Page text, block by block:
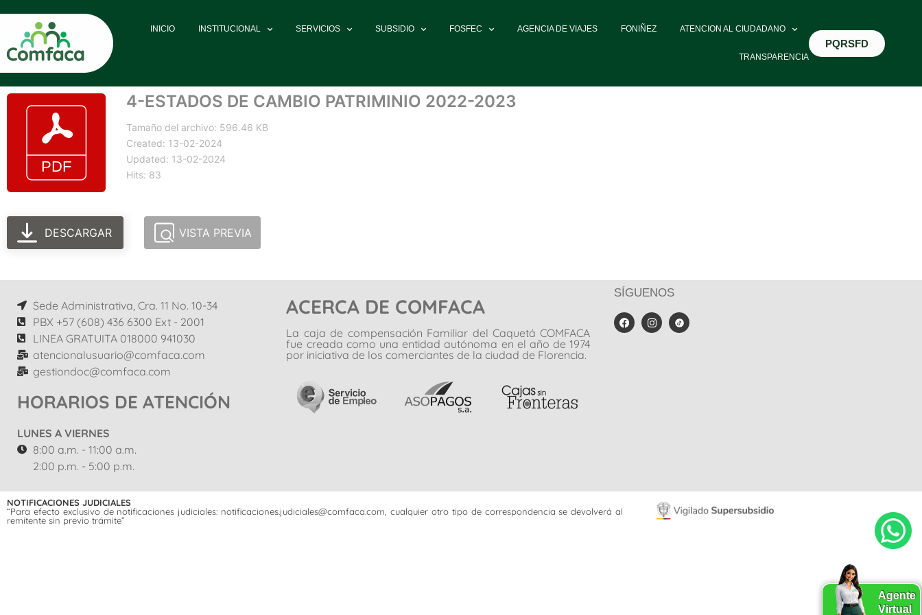
INICIO INSTITUCIONAL SERVICIOS SUBSIDIO FOSFEC AGENCIA DE VIAJES FONIÑEZ ATENCION AL CIUDADANO
TRANSPARENCIA
PQRSFD
4-ESTADOS DE CAMBIO PATRIMINIO 2022-2023
Tamaño del archivo: 596.46 KB
Created: 13-02-2024
Updated: 13-02-2024
Hits: 83
DESCARGAR VISTA PREVIA
Sede Administrativa, Cra. 11 No. 10-34
PBX +57 (608) 436 6300 Ext - 2001
LINEA GRATUITA 018000 941030
atencionalusuario@comfaca.com
gestiondoc@comfaca.com
HORARIOS DE ATENCIÓN
LUNES A VIERNES
8:00 a.m. - 11:00 a.m.
2:00 p.m. - 5:00 p.m.
ACERCA DE COMFACA
La caja de compensación Familiar del Caquetá COMFACA
fue creada como una entidad autónoma en el año de 1974
por iniciativa de los comerciantes de la ciudad de Florencia.
SÍGUENOS
NOTIFICACIONES JUDICIALES
“Para efecto exclusivo de notificaciones judiciales: notificaciones.judiciales@comfaca.com, cualquier otro tipo de correspondencia se devolverá al
remitente sin previo trámite”
Agente
Virtual